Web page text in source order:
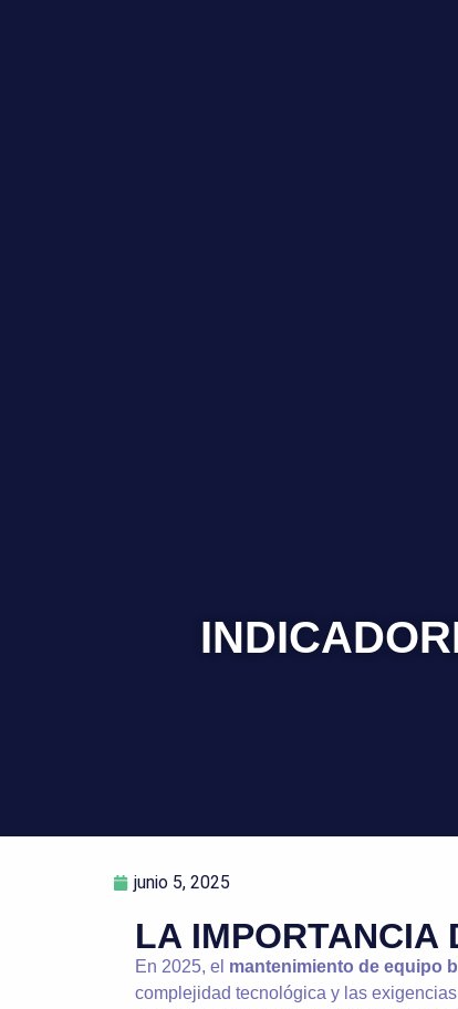
junio 5, 2025
LA IMPORTANCIA
En 2025, el mantenimiento de equipo
complejidad tecnológica y las